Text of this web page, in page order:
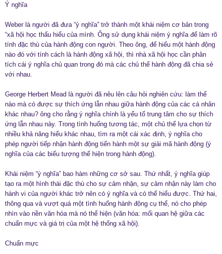
Ý nghĩa
Weber là người đã đưa “ý nghĩa” trở thành một khái niệm cơ bản trong
“xã hội học thấu hiểu của mình. Ông sử dụng khái niệm ý nghĩa để làm rõ
tính đặc thù của hành động con người. Theo ông, để hiểu một hành động
nào đó với tính cách là hành động xã hội, thì nhà xã hội học cần phân
tích cái ý nghĩa chủ quan trong đó mà các chủ thể hành động đã chia sẻ
với nhau.
George Herbert Mead là người đã nêu lên câu hỏi nghiên cứu: làm thế
nào mà có được sự thích ứng lẫn nhau giữa hành động của các cá nhân
khác nhau? ông cho rằng ý nghĩa chính là yếu tố trung tâm cho sự thích
ứng lẫn nhau này. Trong tình huống tương tác, một chủ thể lựa chọn từ
nhiều khả năng hiểu khác nhau, tìm ra một cái xác định, ý nghĩa cho
phép người tiếp nhận hành động tiến hành một sự giải mã hành động (ý
nghĩa của các biểu tượng thể hiện trong hành động).
Khái niệm “ý nghĩa” bao hàm những cơ sở sau. Thứ nhất, ý nghĩa giúp
tạo ra một hình thái đặc thù cho sự cảm nhận, sự cảm nhận này làm cho
hành vi của người khác trở nên có ý nghĩa và có thể hiểu được. Thứ hai,
thông qua và vượt quá một tình huống hành động cụ thể, nó cho phép
nhìn vào nền văn hóa mà nó thể hiện (văn hóa: mối quan hệ giữa các
chuẩn mực và giá trị của một hệ thống xã hội).
Chuẩn mực